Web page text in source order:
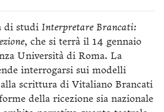
di studi Interpretare Brancati:
, che si terrà il 14 gennaio
Università di Roma. La
interrogarsi sui modelli
scrittura di Vitaliano Brancati
della ricezione sia nazionale